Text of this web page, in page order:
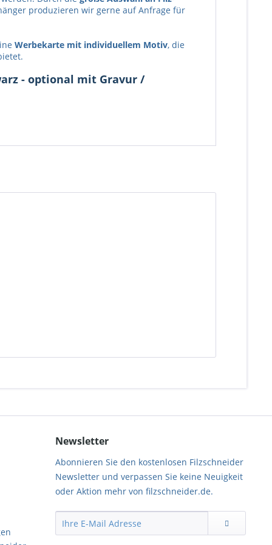
produzieren wir gerne auf Anfrage für
Werbekarte mit individuellem Motiv, die
- optional mit Gravur /
Newsletter
Abonnieren Sie den kostenlosen Filzschneider
Newsletter und verpassen Sie keine Neuigkeit
oder Aktion mehr von filzschneider.de.